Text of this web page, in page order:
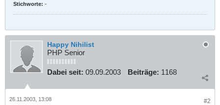
Stichworte: -
Happy Nihilist
PHP Senior
Dabei seit: 09.09.2003 Beiträge: 1168
#2
26.11.2003, 13:08